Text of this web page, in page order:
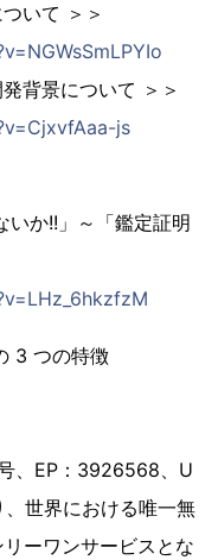
いて ＞＞
背景について ＞＞
js
いか!!」～「鑑定証明
3 つの特徴
、EP：3926568、U
世界における唯一無
ーワンサービスとな